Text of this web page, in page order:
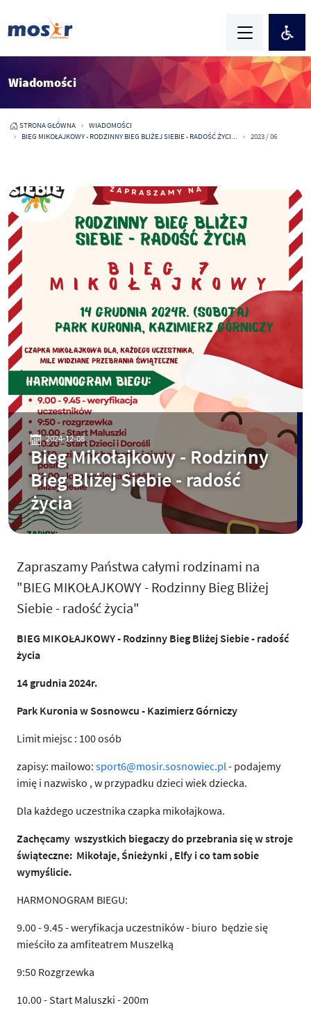
Wiadomości
STRONA GŁÓWNA
WIADOMOŚCI
BIEG MIKOŁAJKOWY - RODZINNY BIEG BLIŻEJ SIEBIE - RADOŚĆ ŻYCI...
2023 / 06
2024-12-08
Bieg Mikołajkowy - Rodzinny
Bieg Bliżej Siebie - radość
życia
Zapraszamy Państwa całymi rodzinami na
"BIEG MIKOŁAJKOWY - Rodzinny Bieg Bliżej
Siebie - radość życia"
BIEG MIKOŁAJKOWY - Rodzinny Bieg Bliżej Siebie - radość
życia
14 grudnia 2024r.
Park Kuronia w Sosnowcu - Kazimierz Górniczy
Limit miejsc : 100 osób
zapisy: mailowo: sport6@mosir.sosnowiec.pl- podajemy
imię i nazwisko , w przypadku dzieci wiek dziecka.
Dla każdego uczestnika czapka mikołajkowa.
Zachęcamy wszystkich biegaczy do przebrania się w stroje
świąteczne: Mikołaje, Śnieżynki , Elfy i co tam sobie
wymyślicie.
HARMONOGRAM BIEGU:
9.00 - 9.45 - weryfikacja uczestników - biuro będzie się
mieściło za amfiteatrem Muszelką
9:50 Rozgrzewka
10.00 - Start Maluszki - 200m